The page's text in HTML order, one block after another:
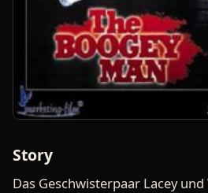
Story
Das Geschwisterpaar Lacey